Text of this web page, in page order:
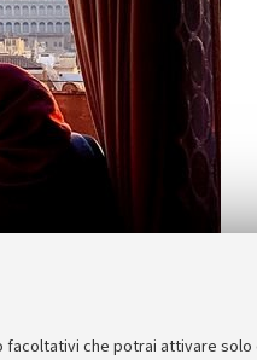
che potrai attivare solo